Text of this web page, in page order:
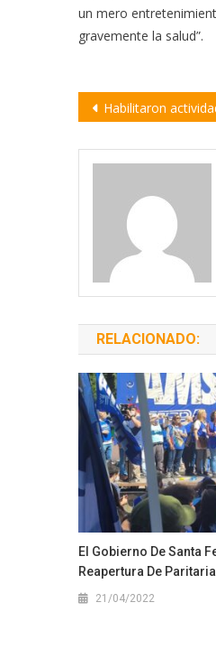
un mero
gravemente la salud”.
Navegación
entradas
Habilitaron actividades presenciales de investigación en
RELACIONADO:
El Gobierno De Santa
Reapertura De
21/04/2022